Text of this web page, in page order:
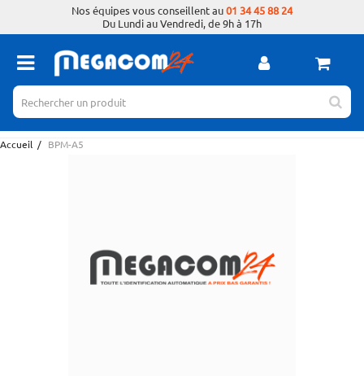
Nos équipes vous conseillent au01 34 45 88 24
Du Lundi au Vendredi, de 9h à 17h
Accueil / BPM-A5